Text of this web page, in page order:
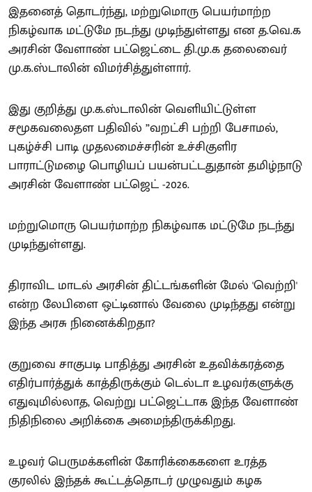
இதனைத் தொடர்ந்து, மற்றுமொரு பெயர்மாற்ற
நிகழ்வாக மட்டுமே நடந்து முடிந்துள்ளது என த.வெ.க
அரசின் வேளாண் பட்ஜெட்டை தி.மு.க தலைவைர்
மு.க.ஸ்டாலின் விமர்சித்துள்ளார்.
இது குறித்து மு.க.ஸ்டாலின் வெளியிட்டுள்ள
சமூகவலைதள பதிவில் ”வறட்சி பற்றி பேசாமல்,
புகழ்ச்சி பாடி முதலமைச்சரின் உச்சிகுளிர
பாராட்டுமழை பொழியப் பயன்பட்டதுதான் தமிழ்நாடு
அரசின் வேளாண் பட்ஜெட் -2026.
மற்றுமொரு பெயர்மாற்ற நிகழ்வாக மட்டுமே நடந்து
முடிந்துள்ளது.
திராவிட மாடல் அரசின் திட்டங்களின் மேல் 'வெற்றி'
என்ற லேபிளை ஒட்டினால் வேலை முடிந்தது என்று
இந்த அரசு நினைக்கிறதா?
குறுவை சாகுபடி பாதித்து அரசின் உதவிக்கரத்தை
எதிர்பார்த்துக் காத்திருக்கும் டெல்டா உழவர்களுக்கு
எதுவுமில்லாத, வெற்று பட்ஜெட்டாக இந்த வேளாண்
நிதிநிலை அறிக்கை அமைந்திருக்கிறது.
உழவர் பெருமக்களின் கோரிக்கைகளை உரத்த
குரலில் இந்தக் கூட்டத்தொடர் முழுவதும் கழக